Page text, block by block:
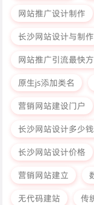
网站推广设计制作
长沙网站设计与制作
网站推广引流最快
原生js添加类名
营销网站建设门户
长沙网站设计多少
长沙网站设计价格
营销网站建立
无代码建站
传